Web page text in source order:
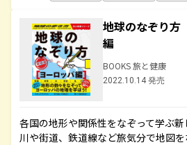
地球のなぞり
編
BOOKS 旅と健康
2022.10.14 発売
各国の地形や関係性をなぞって学ぶ新
川や街道、鉄道線など旅気分で地図を